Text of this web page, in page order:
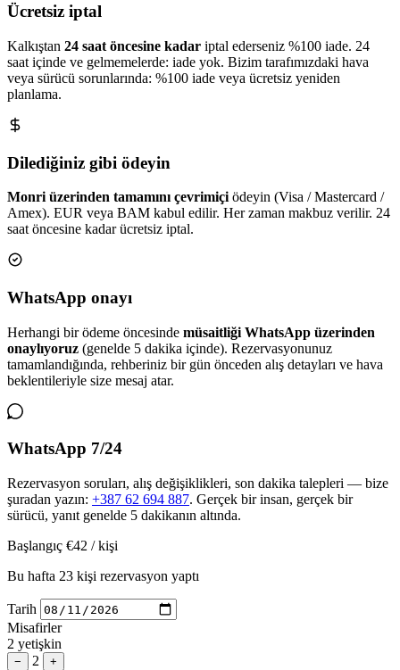
Ücretsiz iptal
Kalkıştan 24 saat öncesine kadar iptal ederseniz %100 iade. 24
saat içinde ve gelmemelerde: iade yok. Bizim tarafımızdaki hava
veya sürücü sorunlarında: %100 iade veya ücretsiz yeniden
planlama.
Dilediğiniz gibi ödeyin
Monri üzerinden tamamını çevrimiçi ödeyin (Visa / Mastercard /
Amex). EUR veya BAM kabul edilir. Her zaman makbuz verilir. 24
saat öncesine kadar ücretsiz iptal.
WhatsApp onayı
Herhangi bir ödeme öncesinde müsaitliği WhatsApp üzerinden
onaylıyoruz (genelde 5 dakika içinde). Rezervasyonunuz
tamamlandığında, rehberiniz bir gün önceden alış detayları ve hava
beklentileriyle size mesaj atar.
WhatsApp 7/24
Rezervasyon soruları, alış değişiklikleri, son dakika talepleri — bize
şuradan yazın: +387 62 694 887. Gerçek bir insan, gerçek bir
sürücü, yanıt genelde 5 dakikanın altında.
Başlangıç €42 / kişi
Bu hafta 23 kişi rezervasyon yaptı
Tarih
Misafirler
2 yetişkin
− 2 +